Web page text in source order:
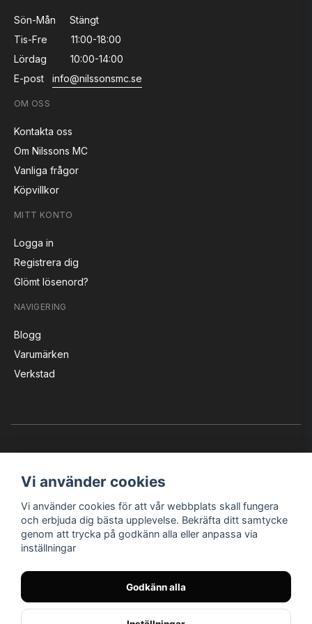
Sön-Mån
Stängt
Tis-Fre
11:00-18:00
Lördag
10:00-14:00
E-post
info@nilssonsmc.se
OM OSS
Kontakta oss
Om Nilssons MC
Vanliga frågor
Köpvillkor
MITT KONTO
Logga in
Registrera dig
Glömt lösenord?
NAVIGERING
Blogg
Varumärken
Verkstad
© Nilssons MC - Allt för dig & din MC
Instagram Facebook YouTube
Vi använder cookies
Vi använder cookies för att vår webbplats skall fungera
och erbjuda dig bästa upplevelse. Bekräfta ditt samtycke
genom att trycka på godkänn alla eller anpassa via
inställningar
Godkänn alla